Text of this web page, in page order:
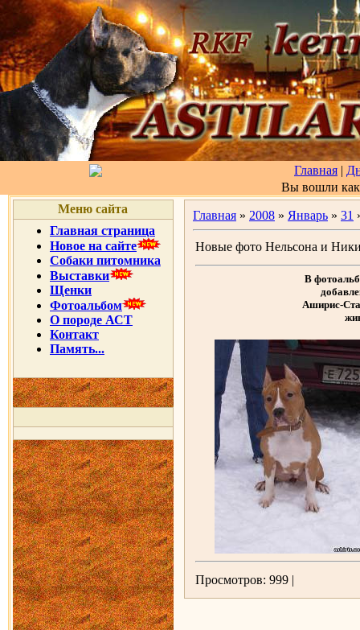
Главная |
Вы вошли
Меню сайта
Главная страница
Новое на сайте
Собаки питомника
Выставки
Щенки
Фотоальбом
О породе АСТ
Контакт
Память...
Главная » 2008 » Январь » 31
Новые фото Нельсона и
В
Аширис-
Просмотров: 999 |